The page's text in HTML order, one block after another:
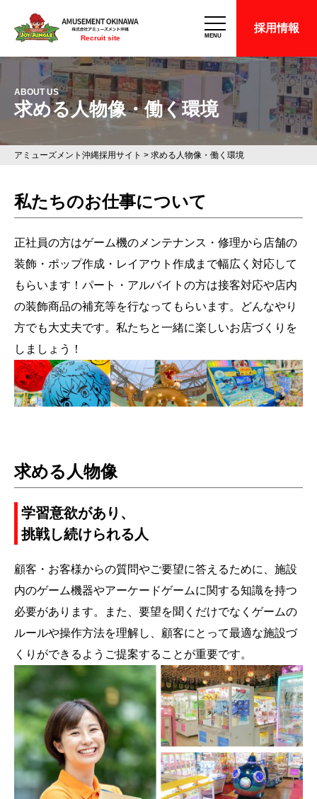
Recruit site MENU
採用情報
ABOUT US
求める人物像・働く環境
アミューズメント沖縄採用サイト > 求める人物像・働く環境
私たちのお仕事について
正社員の方はゲーム機のメンテナンス・修理から店舗の
装飾・ポップ作成・レイアウト作成まで幅広く対応して
もらいます！パート・アルバイトの方は接客対応や店内
の装飾商品の補充等を行なってもらいます。どんなやり
方でも大丈夫です。私たちと一緒に楽しいお店づくりを
しましょう！
求める人物像
学習意欲があり、
挑戦し続けられる人
顧客・お客様からの質問やご要望に答えるために、施設
内のゲーム機器やアーケードゲームに関する知識を持つ
必要があります。また、要望を聞くだけでなくゲームの
ルールや操作方法を理解し、顧客にとって最適な施設づ
くりができるようご提案することが重要です。